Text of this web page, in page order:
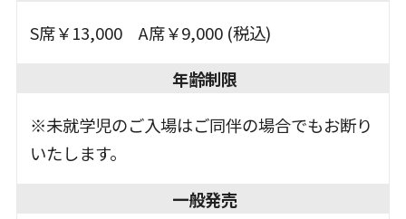
高橋ひとみ
※役者1は、原 慎一郎と櫻井章喜が交代で演
じます。
櫻井章喜 6/8(土)18:30
S席￥13,000 A席￥9,000 (税込)
年齢制限
※未就学児のご入場はご同伴の場合でもお断り
いたします。
一般発売